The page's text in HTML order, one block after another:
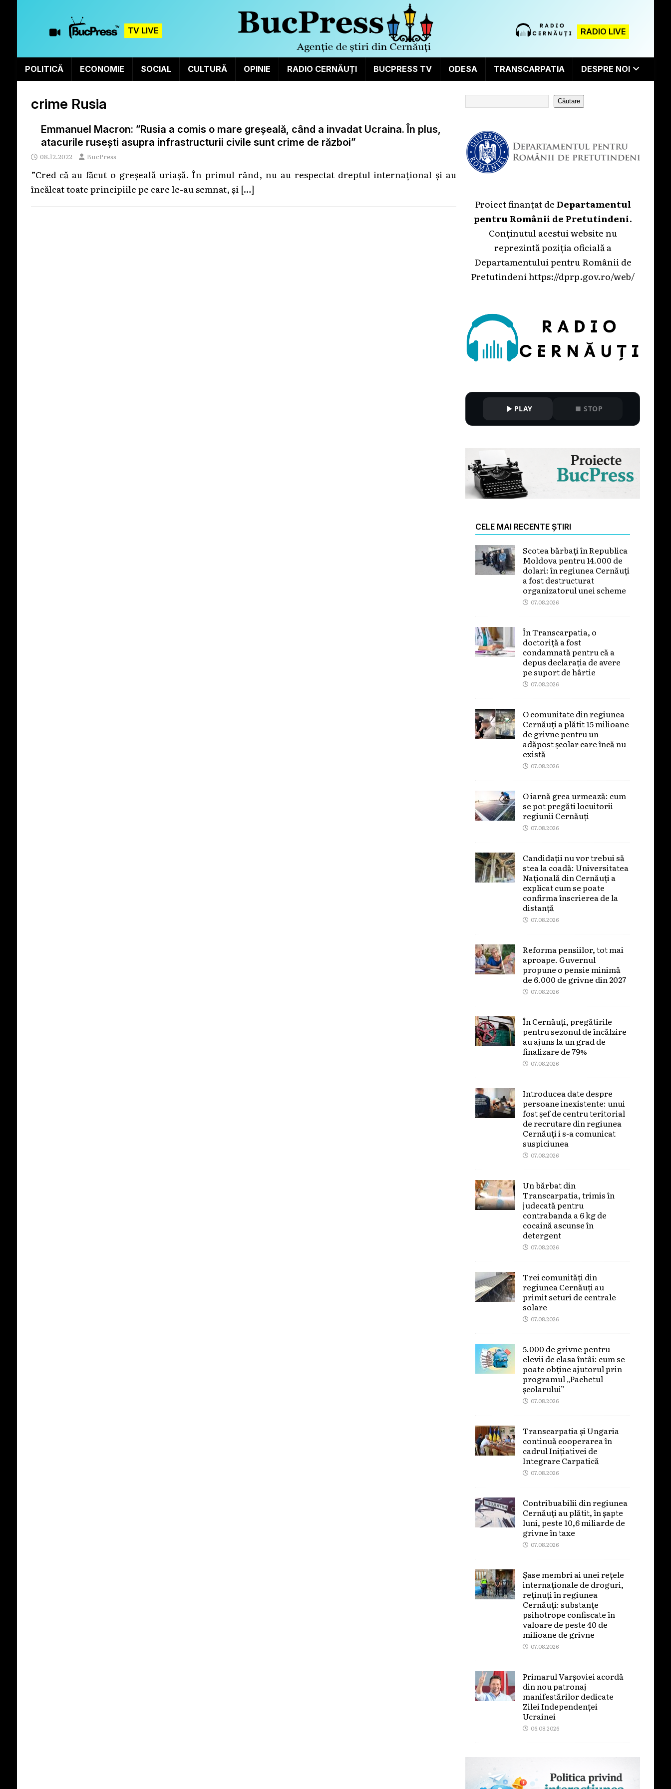
TV LIVE RADIO LIVE
POLITICĂ ECONOMIE SOCIAL CULTURĂ OPINIE RADIO CERNĂUȚI BUCPRESS TV ODESA TRANSCARPATIA DESPRE NOI
crime Rusia
Emmanuel Macron: ”Rusia a comis o mare greșeală, când a invadat Ucraina. În plus,
atacurile rusești asupra infrastructurii civile sunt crime de război”
08.12.2022 BucPress
”Cred că au făcut o greșeală uriașă. În primul rând, nu au respectat dreptul internațional și au
încălcat toate principiile pe care le-au semnat, și […]
Căutare
Proiect finanțat deDepartamentul
pentru Românii de Pretutindeni.
Conținutul acestui website nu
reprezintă poziția oficială a
Departamentului pentru Românii de
Pretutindenihttps://dprp.gov.ro/web/
PLAY STOP
CELE MAI RECENTE ȘTIRI
Scotea bărbați în Republica
Moldova pentru 14.000 de
dolari: în regiunea Cernăuți
a fost destructurat
organizatorul unei scheme
07.08.2026
În Transcarpatia, o
doctoriță a fost
condamnată pentru că a
depus declarația de avere
pe suport de hârtie
07.08.2026
O comunitate din regiunea
Cernăuți a plătit 15 milioane
de grivne pentru un
adăpost școlar care încă nu
există
07.08.2026
O iarnă grea urmează: cum
se pot pregăti locuitorii
regiunii Cernăuți
07.08.2026
Candidații nu vor trebui să
stea la coadă: Universitatea
Națională din Cernăuți a
explicat cum se poate
confirma înscrierea de la
distanță
07.08.2026
Reforma pensiilor, tot mai
aproape. Guvernul
propune o pensie minimă
de 6.000 de grivne din 2027
07.08.2026
În Cernăuți, pregătirile
pentru sezonul de încălzire
au ajuns la un grad de
finalizare de 79%
07.08.2026
Introducea date despre
persoane inexistente: unui
fost șef de centru teritorial
de recrutare din regiunea
Cernăuți i s-a comunicat
suspiciunea
07.08.2026
Un bărbat din
Transcarpatia, trimis în
judecată pentru
contrabanda a 6 kg de
cocaină ascunse în
detergent
07.08.2026
Trei comunități din
regiunea Cernăuți au
primit seturi de centrale
solare
07.08.2026
5.000 de grivne pentru
elevii de clasa întâi: cum se
poate obține ajutorul prin
programul „Pachetul
școlarului”
07.08.2026
Transcarpatia și Ungaria
continuă cooperarea în
cadrul Inițiativei de
Integrare Carpatică
07.08.2026
Contribuabilii din regiunea
Cernăuți au plătit, în șapte
luni, peste 10,6 miliarde de
grivne în taxe
07.08.2026
Șase membri ai unei rețele
internaționale de droguri,
reținuți în regiunea
Cernăuți: substanțe
psihotrope confiscate în
valoare de peste 40 de
milioane de grivne
07.08.2026
Primarul Varșoviei acordă
din nou patronaj
manifestărilor dedicate
Zilei Independenței
Ucrainei
06.08.2026